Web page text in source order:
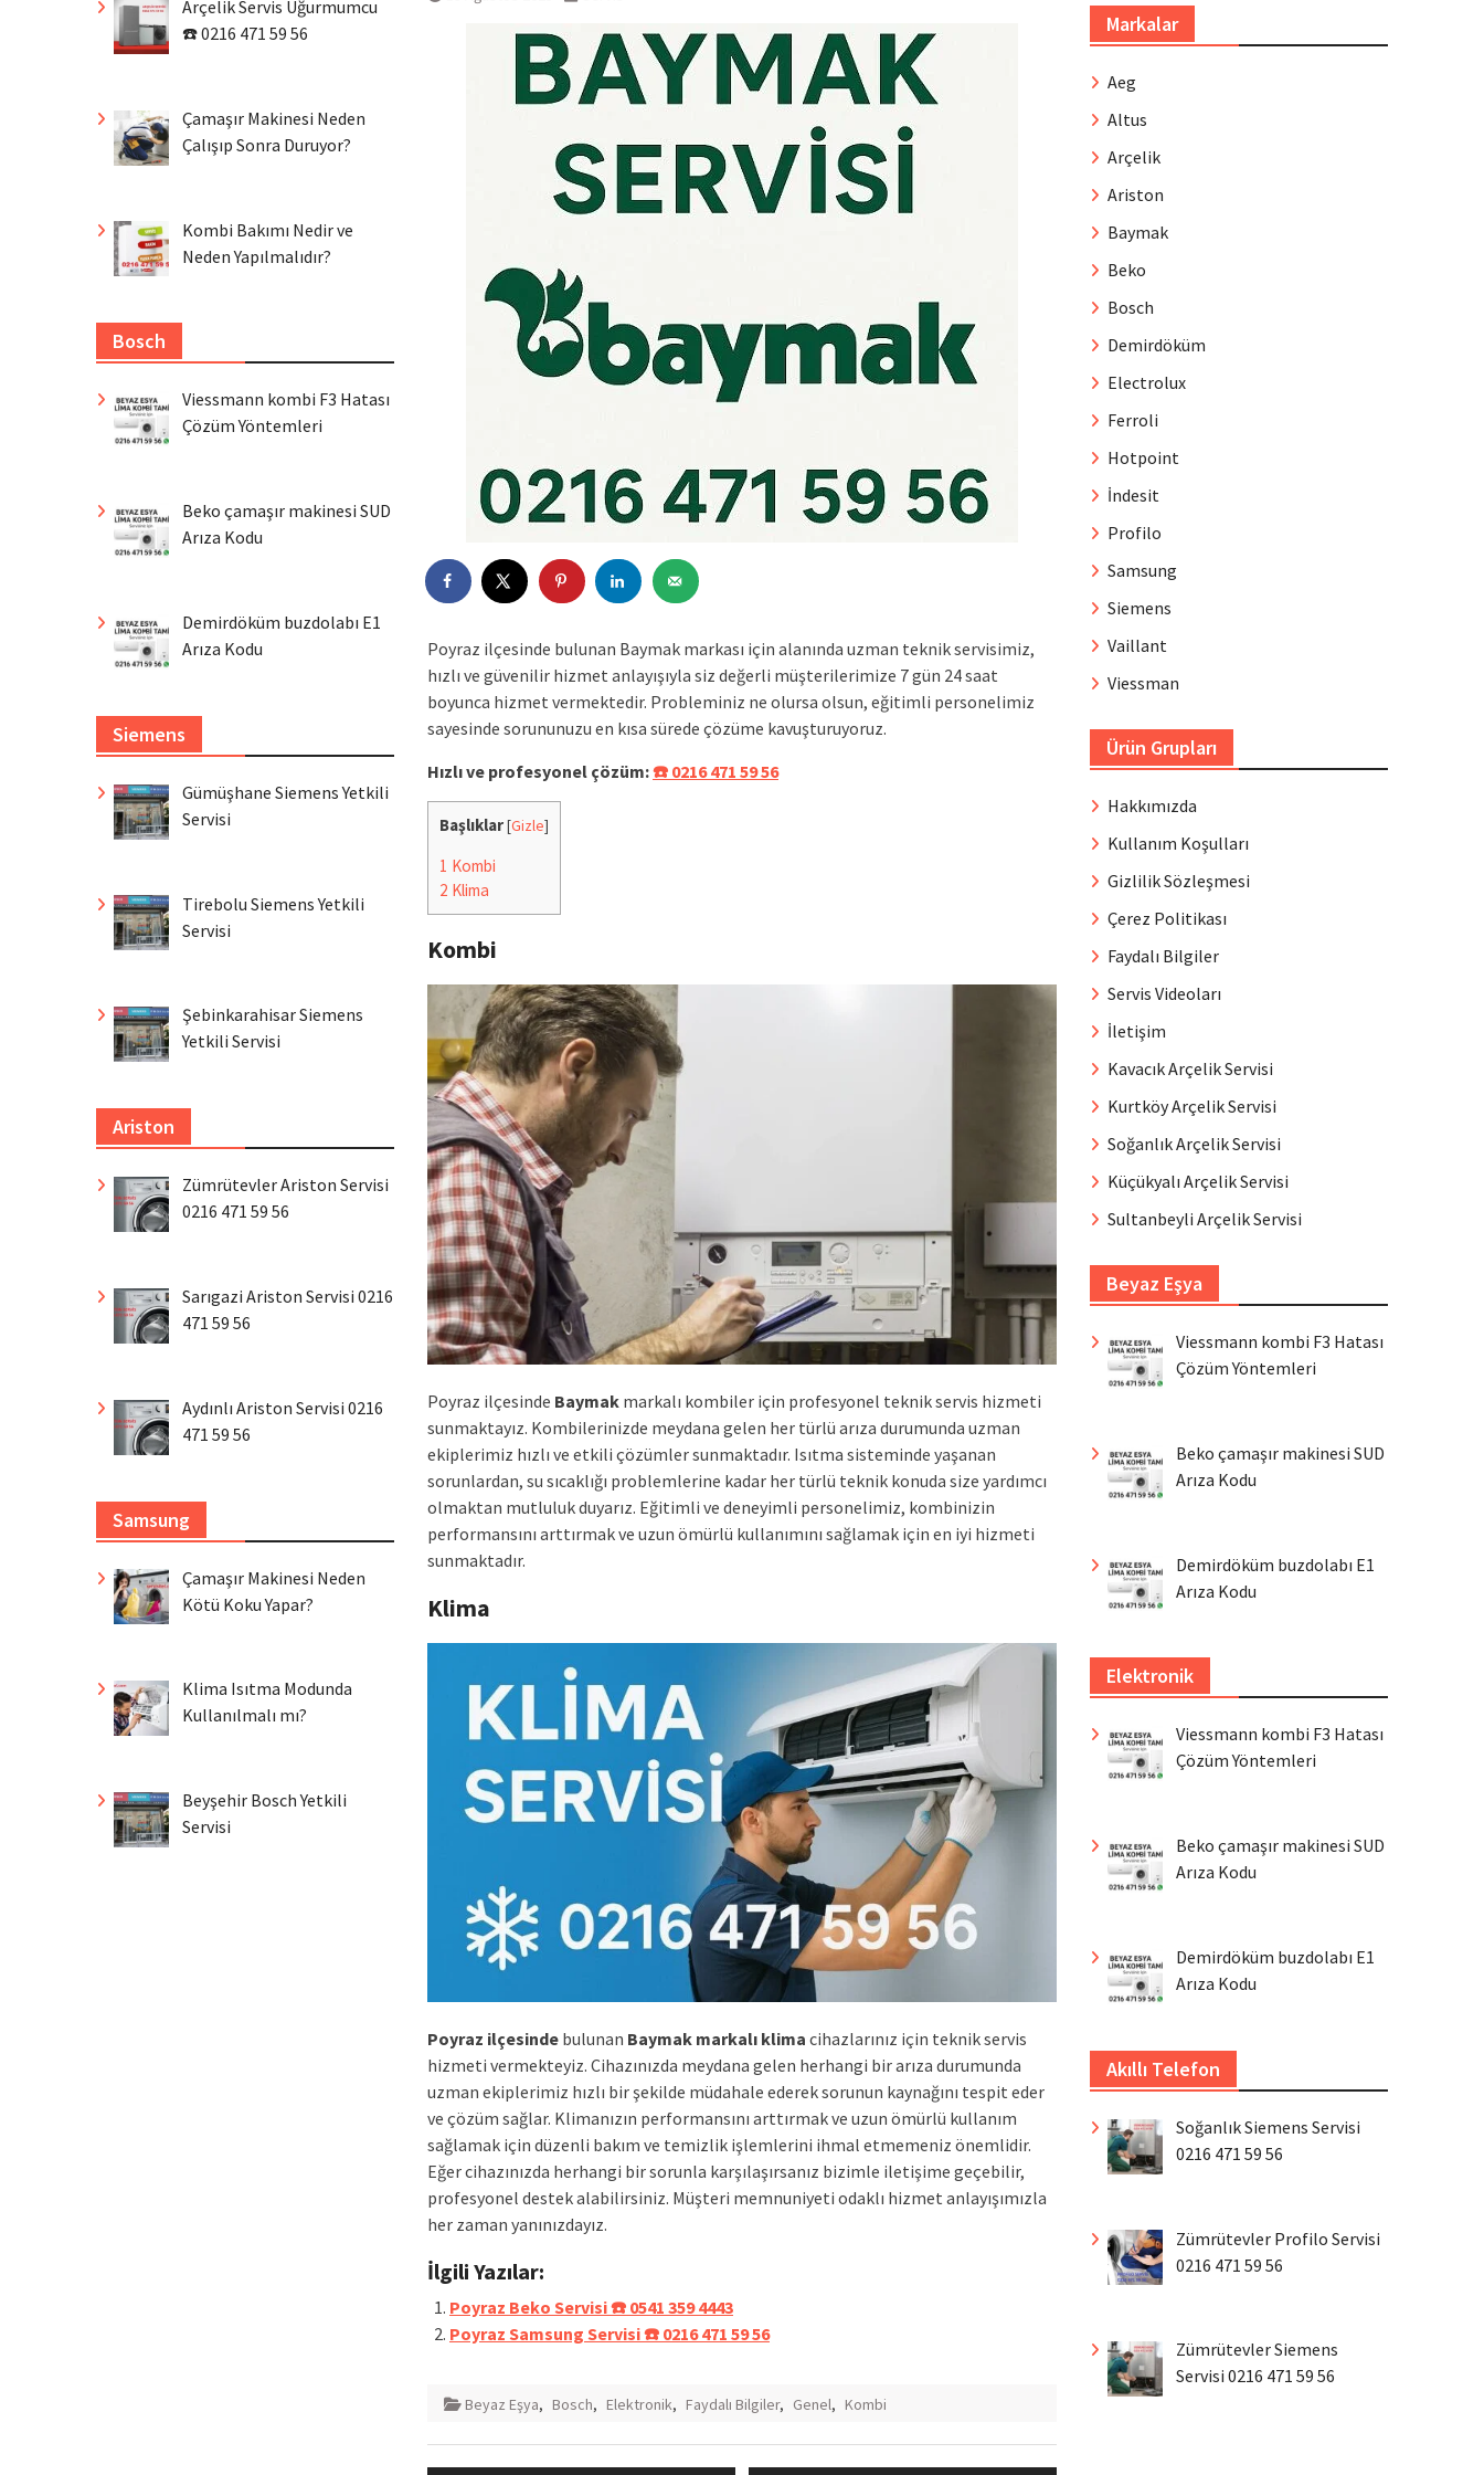
Poyraz ilçesinde bulunan Baymak markası için alanında uzman teknik servisimiz,
hızlı ve güvenilir hizmet anlayışıyla siz değerli müşterilerimize 7 gün 24 saat
boyunca hizmet vermektedir. Probleminiz ne olursa olsun, eğitimli personelimiz
sayesinde sorununuzu en kısa sürede çözüme kavuşturuyoruz.
Hızlı ve profesyonel çözüm:☎️ 0216 471 59 56
Başlıklar[Gizle]
1 Kombi
2 Klima
Kombi
Poyraz ilçesinde Baymak markalı kombiler için profesyonel teknik servis hizmeti
sunmaktayız. Kombilerinizde meydana gelen her türlü arıza durumunda uzman
ekiplerimiz hızlı ve etkili çözümler sunmaktadır. Isıtma sisteminde yaşanan
sorunlardan, su sıcaklığı problemlerine kadar her türlü teknik konuda size yardımcı
olmaktan mutluluk duyarız. Eğitimli ve deneyimli personelimiz, kombinizin
performansını arttırmak ve uzun ömürlü kullanımını sağlamak için en iyi hizmeti
sunmaktadır.
Klima
Poyraz ilçesinde bulunan Baymak markalı klima cihazlarınız için teknik servis
hizmeti vermekteyiz. Cihazınızda meydana gelen herhangi bir arıza durumunda
uzman ekiplerimiz hızlı bir şekilde müdahale ederek sorunun kaynağını tespit eder
ve çözüm sağlar. Klimanızın performansını arttırmak ve uzun ömürlü kullanım
sağlamak için düzenli bakım ve temizlik işlemlerini ihmal etmemeniz önemlidir.
Eğer cihazınızda herhangi bir sorunla karşılaşırsanız bizimle iletişime geçebilir,
profesyonel destek alabilirsiniz. Müşteri memnuniyeti odaklı hizmet anlayışımızla
her zaman yanınızdayız.
İlgili Yazılar:
Poyraz Beko Servisi ☎️ 0541 359 4443
Poyraz Samsung Servisi ☎️ 0216 471 59 56
Beyaz Eşya, Bosch, Elektronik, Faydalı Bilgiler, Genel, Kombi
Yazı
Markalar
Aeg
Altus
Arçelik
Ariston
Baymak
Beko
Bosch
Demirdöküm
Electrolux
Ferroli
Hotpoint
İndesit
Profilo
Samsung
Siemens
Vaillant
Viessman
Ürün Grupları
Hakkımızda
Kullanım Koşulları
Gizlilik Sözleşmesi
Çerez Politikası
Faydalı Bilgiler
Servis Videoları
İletişim
Kavacık Arçelik Servisi
Kurtköy Arçelik Servisi
Soğanlık Arçelik Servisi
Küçükyalı Arçelik Servisi
Sultanbeyli Arçelik Servisi
Beyaz Eşya
Viessmann kombi F3 Hatası
Çözüm Yöntemleri
Beko çamaşır makinesi SUD
Arıza Kodu
Demirdöküm buzdolabı E1
Arıza Kodu
Elektronik
Viessmann kombi F3 Hatası
Çözüm Yöntemleri
Beko çamaşır makinesi SUD
Arıza Kodu
Demirdöküm buzdolabı E1
Arıza Kodu
Akıllı Telefon
Soğanlık Siemens Servisi
0216 471 59 56
Zümrütevler Profilo Servisi
0216 471 59 56
Zümrütevler Siemens
Servisi 0216 471 59 56
Arçelik Servis Uğurmumcu
☎️ 0216 471 59 56
Çamaşır Makinesi Neden
Çalışıp Sonra Duruyor?
Kombi Bakımı Nedir ve
Neden Yapılmalıdır?
Bosch
Viessmann kombi F3 Hatası
Çözüm Yöntemleri
Beko çamaşır makinesi SUD
Arıza Kodu
Demirdöküm buzdolabı E1
Arıza Kodu
Siemens
Gümüşhane Siemens Yetkili
Servisi
Tirebolu Siemens Yetkili
Servisi
Şebinkarahisar Siemens
Yetkili Servisi
Ariston
Zümrütevler Ariston Servisi
0216 471 59 56
Sarıgazi Ariston Servisi 0216
471 59 56
Aydınlı Ariston Servisi 0216
471 59 56
Samsung
Çamaşır Makinesi Neden
Kötü Koku Yapar?
Klima Isıtma Modunda
Kullanılmalı mı?
Beyşehir Bosch Yetkili
Servisi